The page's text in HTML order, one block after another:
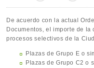
De acuerdo con la actual
Documentos, el importe de
procesos selectivos de la
Plazas de Grupo E o
Plazas de Grupo C2 o